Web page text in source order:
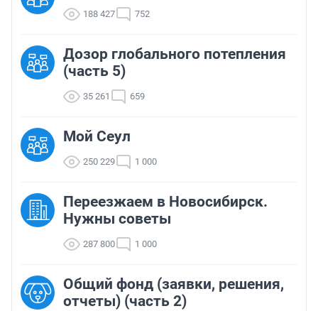
188 427 752
Дозор глобального потепления
(часть 5)
35 261 659
Мой Сеул
250 229 1 000
Переезжаем в Новосибирск.
Нужны советы
287 800 1 000
Общий фонд (заявки, решения,
отчеты) (часть 2)